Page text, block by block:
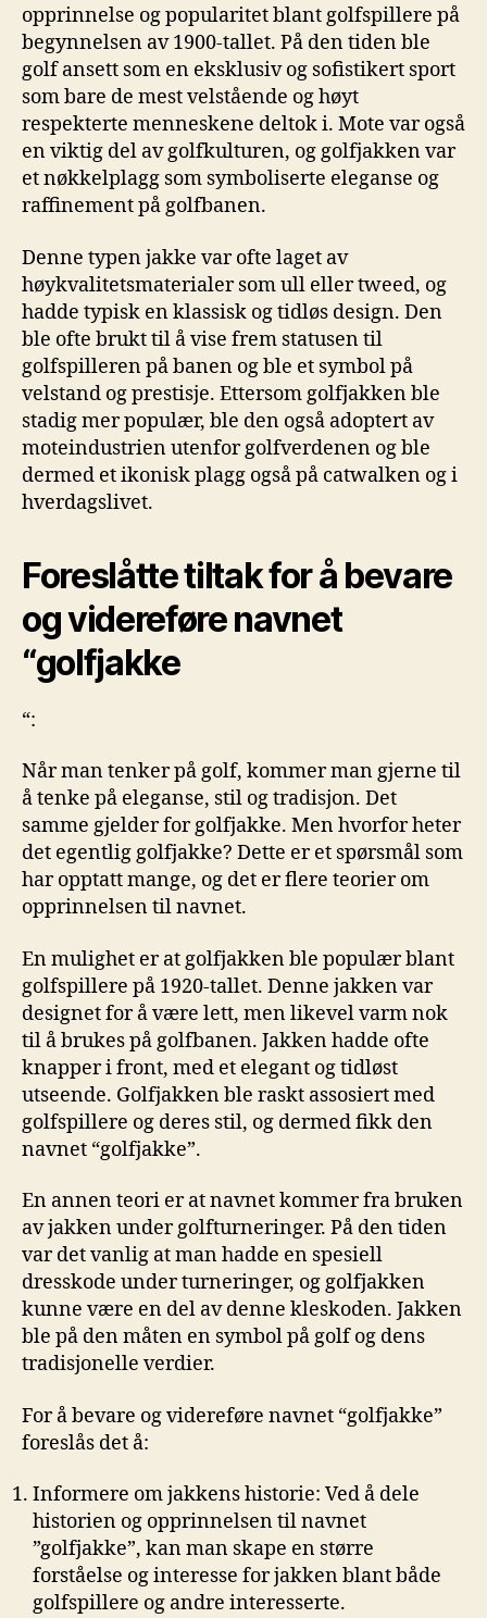
opprinnelse og popularitet blant⁢ golfspillere ‍på
begynnelsen av 1900-tallet.⁤ På den tiden ble
⁣golf⁢ ansett som en eksklusiv ‍og sofistikert sport
som bare de mest velstående og høyt
respekterte menneskene deltok ⁤i. Mote var også
en viktig del av‌ golfkulturen, og golfjakken ⁣var
et nøkkelplagg⁤ som symboliserte eleganse og‍
raffinement på golfbanen.
Denne‍ typen jakke var ofte laget av
høykvalitetsmaterialer⁣ som ull eller⁣ tweed, ⁤og
hadde typisk en klassisk og tidløs design.‌ Den⁣
ble ofte brukt til å vise frem statusen til
golfspilleren‍ på banen og ⁤ble et symbol⁢ på
velstand og prestisje. Ettersom golfjakken ble ​
stadig mer populær, ⁣ble den også adoptert ‌av
moteindustrien utenfor golfverdenen og ble
⁣dermed⁢ et ikonisk⁢ plagg også⁤ på ​catwalken og i
hverdagslivet.
Foreslåtte tiltak for å bevare​
og videreføre navnet
“golfjakke
“:
Når man⁤ tenker på‍ golf, kommer man gjerne til​
å tenke på eleganse, stil og ⁤tradisjon. Det
samme gjelder for golfjakke. Men hvorfor heter
‌det egentlig golfjakke? Dette er et spørsmål som
har opptatt⁤ mange, og det er flere teorier om
opprinnelsen til navnet.
En mulighet er at golfjakken ble‌ populær blant
golfspillere⁣ på 1920-tallet. Denne jakken var
designet for⁤ å være⁣ lett, men likevel varm nok
til å brukes på​ golfbanen.‍ Jakken hadde ofte
knapper i ⁢front, med et elegant og tidløst
utseende. Golfjakken ble raskt‍ assosiert‍ med
golfspillere⁣ og deres stil, og dermed ⁤fikk den
navnet “golfjakke”.
En annen teori ⁣er at navnet kommer fra⁤ bruken
av jakken under golfturneringer. På den tiden
var det vanlig at man hadde en spesiell
‍dresskode ⁢under turneringer, ‍og golfjakken
kunne være en del av ⁤denne kleskoden. ⁢Jakken
ble på ⁤den måten ⁣en symbol på golf og ‌dens‍
tradisjonelle​ verdier.
For å bevare og videreføre navnet “golfjakke”
foreslås det å:
Informere om jakkens historie: Ved å​ dele
historien og opprinnelsen til navnet ​
”golfjakke”, kan man‍ skape en⁢ større
forståelse og interesse for jakken blant både
golfspillere⁢ og andre interesserte.